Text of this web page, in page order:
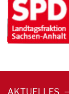
AKTUELLES